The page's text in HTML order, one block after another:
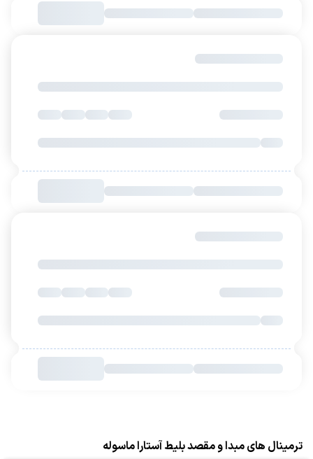
ترمینال های مبدا و مقصد بلیط آستارا ماسوله